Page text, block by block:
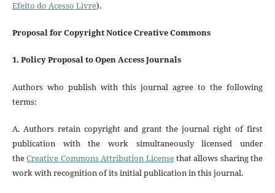
Efeito do Acesso Livre).
Proposal for Copyright Notice Creative Commons
1. Policy Proposal to Open Access Journals
Authors who publish with this journal agree to the following
terms:
A. Authors retain copyright and grant the journal right of first
publication with the work simultaneously licensed under
theCreative Commons Attribution Licensethat allows sharing the
work with recognition of its initial publication in this journal.